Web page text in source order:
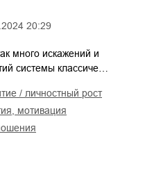
20:29
много искажений и
системы классиче…
/ личностный рост
мотивация